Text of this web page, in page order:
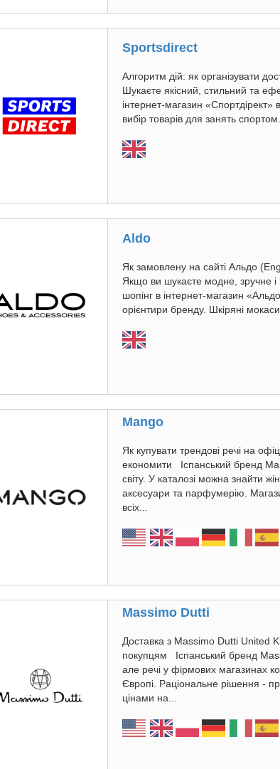
Sportsdirect
Алгоритм дій: як організувати
Шукаєте якісний, стильний та
інтернет-магазин «Спортдірект»
вибір товарів для занять
Aldo
Як замовлену на сайті Альдо
Якщо ви шукаєте модне, зручне
шопінг в інтернет-магазин
орієнтири бренду. Шкіряні
Mango
Як купувати трендові речі на
економити Іспанський бренд
світу. У каталозі можна знайти
аксесуари та парфумерію.
всіх...
Massimo Dutti
Доставка з Massimo Dutti United
покупцям Іспанський бренд
але речі у фірмових магазинах
Європі. Раціональне рішення -
цінами на...